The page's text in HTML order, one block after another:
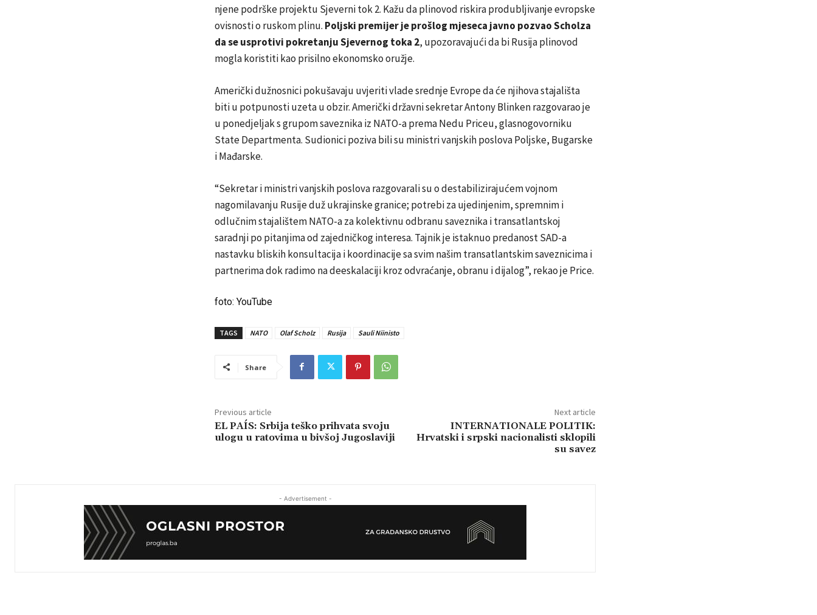
njene podrške projektu Sjeverni tok 2. Kažu da plinovod riskira produbljivanje evropske
ovisnosti o ruskom plinu. Poljski premijer je prošlog mjeseca javno pozvao Scholza
da se usprotivi pokretanju Sjevernog toka 2, upozoravajući da bi Rusija plinovod
mogla koristiti kao prisilno ekonomsko oružje.
Američki dužnosnici pokušavaju uvjeriti vlade srednje Evrope da će njihova stajališta
biti u potpunosti uzeta u obzir. Američki državni sekretar Antony Blinken razgovarao je
u ponedjeljak s grupom saveznika iz NATO-a prema Nedu Priceu, glasnogovorniku
State Departmenta. Sudionici poziva bili su ministri vanjskih poslova Poljske, Bugarske
i Mađarske.
“Sekretar i ministri vanjskih poslova razgovarali su o destabilizirajućem vojnom
nagomilavanju Rusije duž ukrajinske granice; potrebi za ujedinjenim, spremnim i
odlučnim stajalištem NATO-a za kolektivnu odbranu saveznika i transatlantskoj
saradnji po pitanjima od zajedničkog interesa. Tajnik je istaknuo predanost SAD-a
nastavku bliskih konsultacija i koordinacije sa svim našim transatlantskim saveznicima i
partnerima dok radimo na deeskalaciji kroz odvraćanje, obranu i dijalog”, rekao je Price.
foto: YouTube
TAGS NATO Olaf Scholz Rusija Sauli Niinisto
Share
Previous article
EL PAÍS: Srbija teško prihvata svoju
ulogu u ratovima u bivšoj Jugoslaviji
Next article
INTERNATIONALE POLITIK:
Hrvatski i srpski nacionalisti sklopili
su savez
- Advertisement -